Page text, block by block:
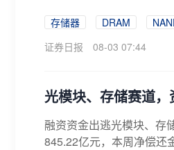
存储器 DRAM
证券日报
08-03 07:44
光模块、存储赛道，
融资资金出逃光模块、存
845.22亿元，本周净偿还